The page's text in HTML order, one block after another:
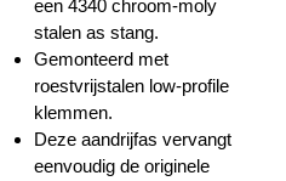
een 4340 chroom-moly
stalen as stang.
Gemonteerd met
roestvrijstalen low-profile
klemmen.
Deze aandrijfas vervangt
eenvoudig de originele